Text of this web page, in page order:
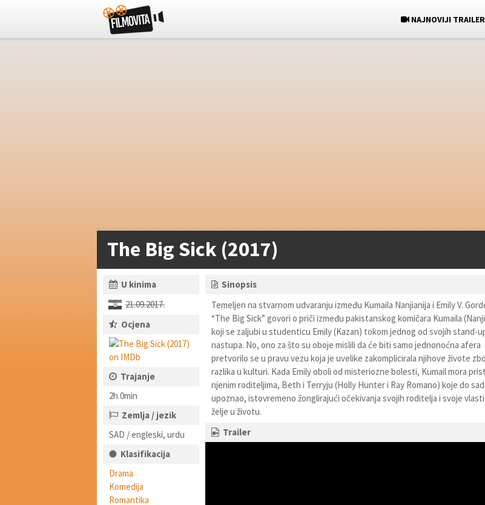
NAJNOVIJI
The Big Sick (2017)
U kinima
21.09.2017.
Ocjena
Trajanje
2h 0min
Zemlja / jezik
SAD / engleski, urdu
Klasifikacija
Drama
Komedija
Romantika
Sinopsis
Temeljen na stvarnom udvaranju između Kumaila Nanjianija i Emily V.
“The Big Sick” govori o priči između pakistanskog komičara Kumaila
koji se zaljubi u studenticu Emily (Kazan) tokom jednog od svojih stand-
nastupa. No, ono za što su oboje mislili da će biti samo jednonoćna afera
pretvorilo se u pravu vezu koja je uvelike zakomplicirala njihove živote
razlika u kulturi. Kada Emily oboli od misteriozne bolesti, Kumail mora
njenim roditeljima, Beth i Terryju (Holly Hunter i Ray Romano) koje do
upoznao, istovremeno žonglirajući očekivanja svojih roditelja i svoje
želje u životu.
Trailer